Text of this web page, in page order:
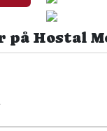
på Hostal